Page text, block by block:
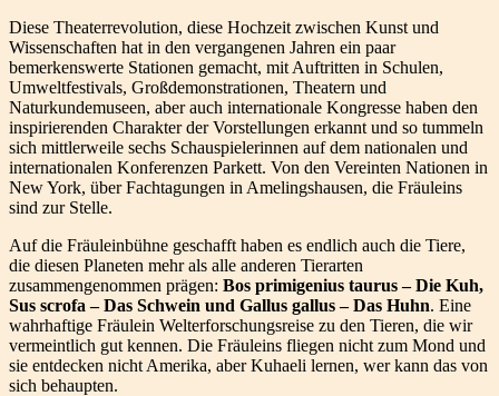
Diese Theaterrevolution, diese Hochzeit zwischen Kunst und
Wissenschaften hat in den vergangenen Jahren ein paar
bemerkenswerte Stationen gemacht, mit Auftritten in Schulen,
Umweltfestivals, Großdemonstrationen, Theatern und
Naturkundemuseen, aber auch internationale Kongresse haben den
inspirierenden Charakter der Vorstellungen erkannt und so tummeln
sich mittlerweile sechs Schauspielerinnen auf dem nationalen und
internationalen Konferenzen Parkett. Von den Vereinten Nationen in
New York, über Fachtagungen in Amelingshausen, die Fräuleins
sind zur Stelle.
Auf die Fräuleinbühne geschafft haben es endlich auch die Tiere,
die diesen Planeten mehr als alle anderen Tierarten
zusammengenommen prägen: Bos primigenius taurus – Die Kuh,
Sus scrofa – Das Schwein und Gallus gallus – Das Huhn. Eine
wahrhaftige Fräulein Welterforschungsreise zu den Tieren, die wir
vermeintlich gut kennen. Die Fräuleins fliegen nicht zum Mond und
sie entdecken nicht Amerika, aber Kuhaeli lernen, wer kann das von
sich behaupten.